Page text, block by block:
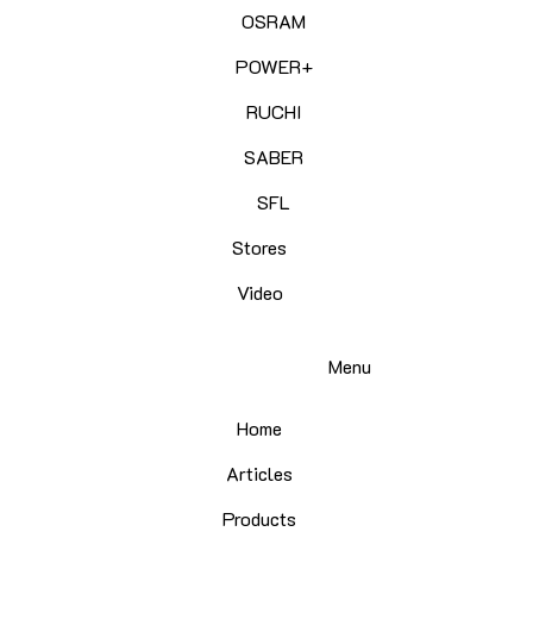
OSRAM
POWER+
RUCHI
SABER
SFL
Stores
Video
Home
Articles
Products
Menu